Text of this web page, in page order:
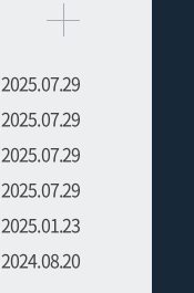
2025.07.29
2025.07.29
2025.07.29
2025.07.29
2025.01.23
2024.08.20